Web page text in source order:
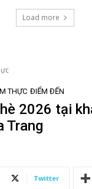
Load more